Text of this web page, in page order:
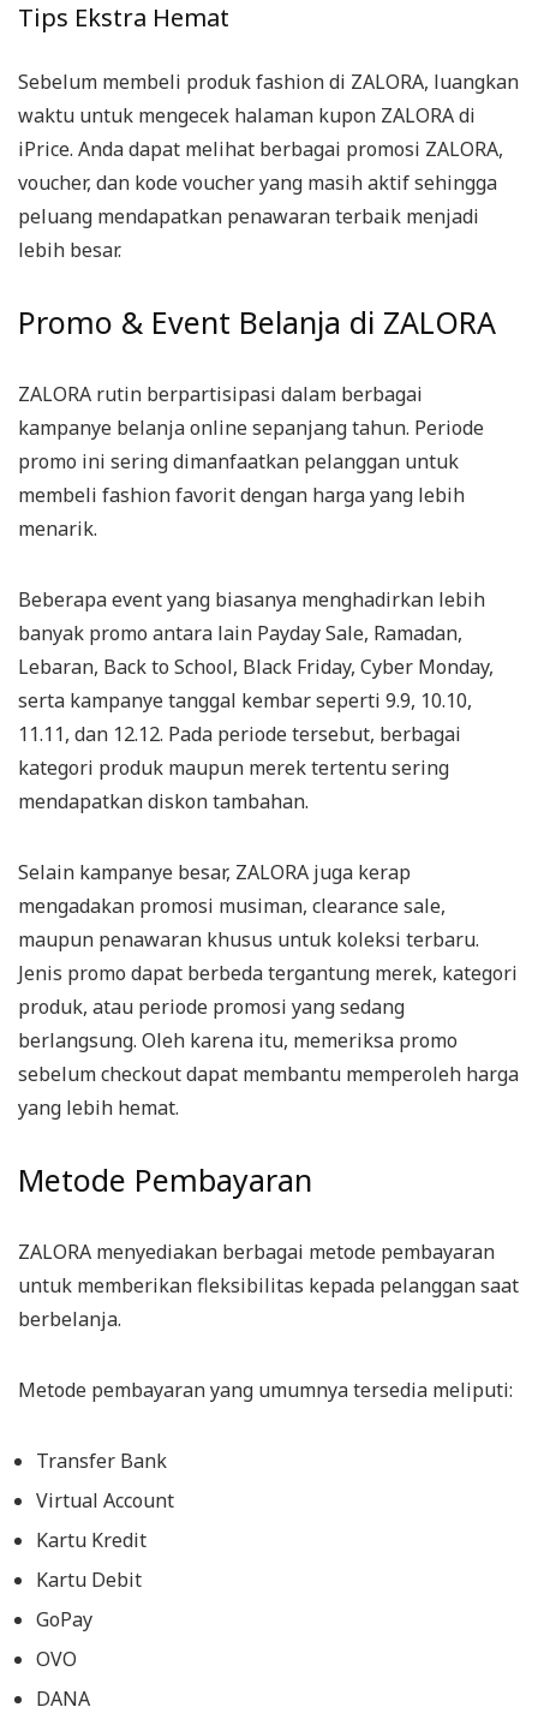
Tips Ekstra Hemat
Sebelum membeli produk fashion di ZALORA, luangkan
waktu untuk mengecek halaman kupon ZALORA di
iPrice. Anda dapat melihat berbagai promosi ZALORA,
voucher, dan kode voucher yang masih aktif sehingga
peluang mendapatkan penawaran terbaik menjadi
lebih besar.
Promo & Event Belanja di ZALORA
ZALORA rutin berpartisipasi dalam berbagai
kampanye belanja online sepanjang tahun. Periode
promo ini sering dimanfaatkan pelanggan untuk
membeli fashion favorit dengan harga yang lebih
menarik.
Beberapa event yang biasanya menghadirkan lebih
banyak promo antara lain Payday Sale, Ramadan,
Lebaran, Back to School, Black Friday, Cyber Monday,
serta kampanye tanggal kembar seperti 9.9, 10.10,
11.11, dan 12.12. Pada periode tersebut, berbagai
kategori produk maupun merek tertentu sering
mendapatkan diskon tambahan.
Selain kampanye besar, ZALORA juga kerap
mengadakan promosi musiman, clearance sale,
maupun penawaran khusus untuk koleksi terbaru.
Jenis promo dapat berbeda tergantung merek, kategori
produk, atau periode promosi yang sedang
berlangsung. Oleh karena itu, memeriksa promo
sebelum checkout dapat membantu memperoleh harga
yang lebih hemat.
Metode Pembayaran
ZALORA menyediakan berbagai metode pembayaran
untuk memberikan fleksibilitas kepada pelanggan saat
berbelanja.
Metode pembayaran yang umumnya tersedia meliputi:
Transfer Bank
Virtual Account
Kartu Kredit
Kartu Debit
GoPay
OVO
DANA